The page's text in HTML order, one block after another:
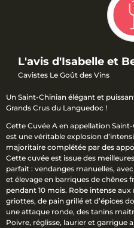
L'avis d'Isabelle et
Cavistes Le Goût des Vins
Un Saint-Chinian élégant et
Grands Crus du Languedoc !
Cette Cuvée A en appellation
est une véritable explosion
majoritaire complétée par des
Cette cuvée est issue des
parfait : vendanges manuelles,
et élevage en barriques de chênes
pendant 10 mois. Robe intense
griottes, de pain grillé et d’épices
une attaque ronde, des tanins
Poivre, réglisse, laurier et garrigue